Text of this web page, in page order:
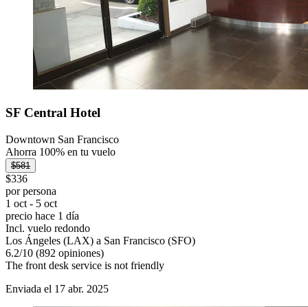
SF Central Hotel
Downtown San Francisco
Ahorra 100% en tu vuelo
$581
$336
por persona
1 oct - 5 oct
precio hace 1 día
Incl. vuelo redondo
Los Ángeles (LAX) a San Francisco (SFO)
6.2/10 (892 opiniones)
The front desk service is not friendly
Enviada el 17 abr. 2025